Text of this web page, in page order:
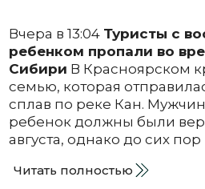
Вчера в 13:04 Туристы с
ребенком пропали во
Сибири В Красноярском
семью, которая
сплав по реке Кан.
ребенок должны были
августа, однако до сих
Читать полностью